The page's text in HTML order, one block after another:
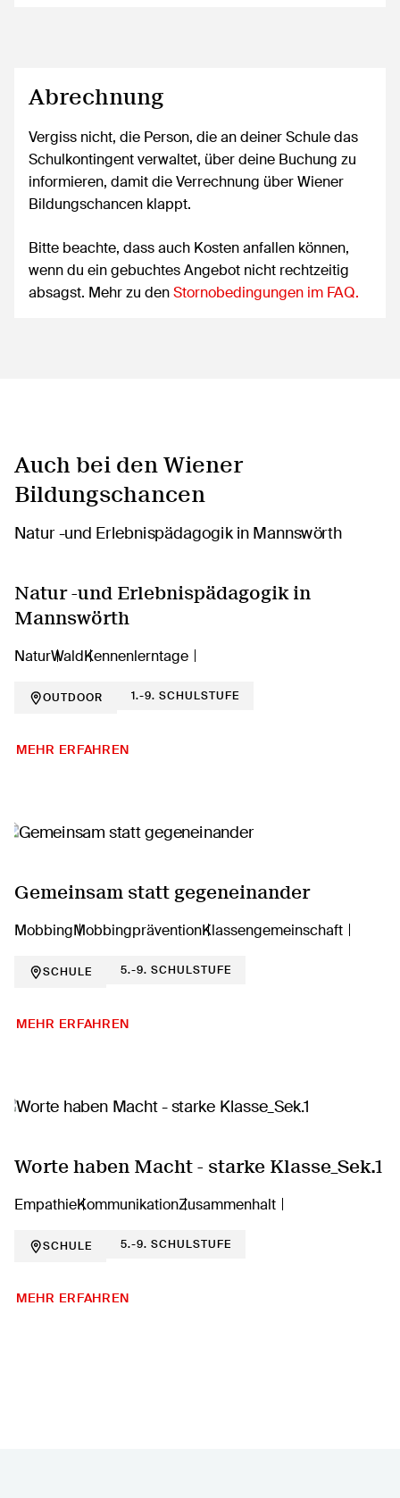
Abrechnung
Vergiss nicht, die Person, die an deiner Schule das
Schulkontingent verwaltet, über deine Buchung zu
informieren, damit die Verrechnung über Wiener
Bildungschancen klappt.
Bitte beachte, dass auch Kosten anfallen können,
wenn du ein gebuchtes Angebot nicht rechtzeitig
absagst. Mehr zu denStornobedingungen im FAQ.
Auch bei den Wiener
Bildungschancen
Natur -und Erlebnispädagogik in
Mannswörth
NaturWaldKennenlerntage
OUTDOOR 1.-9. SCHULSTUFE
MEHR ERFAHREN
Gemeinsam statt gegeneinander
MobbingMobbingpräventionKlassengemeinschaft
SCHULE 5.-9. SCHULSTUFE
MEHR ERFAHREN
Worte haben Macht - starke Klasse_Sek.1
EmpathieKommunikationZusammenhalt
SCHULE 5.-9. SCHULSTUFE
MEHR ERFAHREN